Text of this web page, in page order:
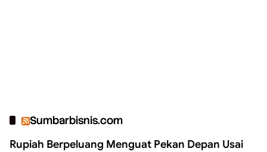
Sumbarbisnis.com
Rupiah Berpeluang Menguat Pekan Depan Usai